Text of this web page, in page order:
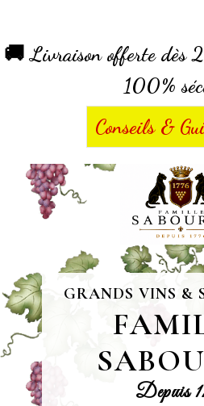
🚚 Livraison offerte dès
100%
Conseils &
GRANDS VINS &
Depuis